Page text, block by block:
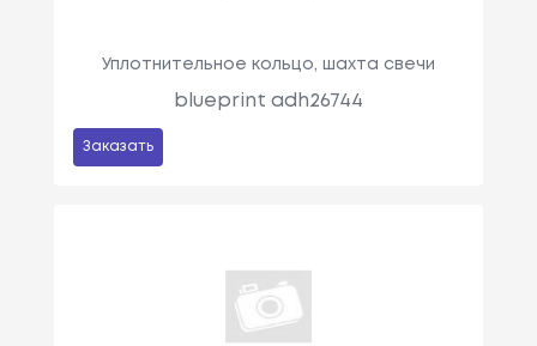
Уплотнительное кольцо, шахта свечи
blueprint adh26744
Заказать